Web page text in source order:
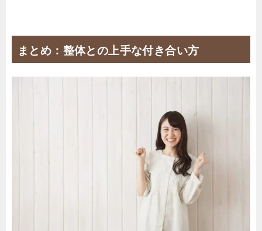
まとめ：整体との上手な付き合い方